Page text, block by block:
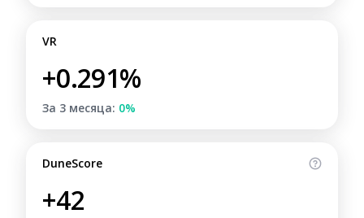
VR
+0.291%
За 3 месяца: 0%
DuneScore
+42